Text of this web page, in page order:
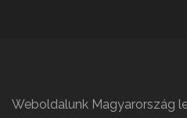
Weboldalunk Magyarország